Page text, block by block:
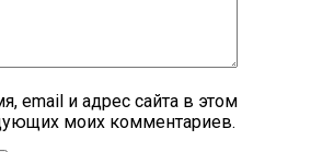
email и адрес сайта в этом
моих комментариев.